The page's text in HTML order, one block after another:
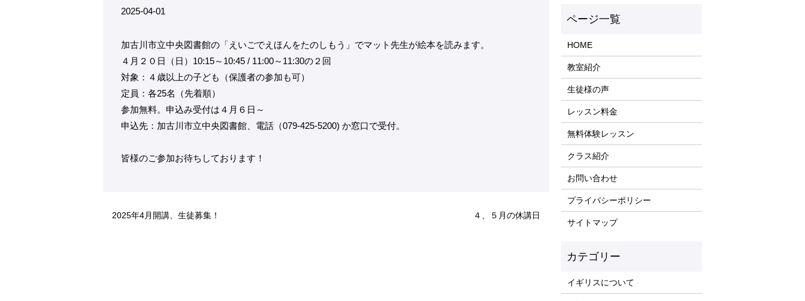
2025-04-01
加古川市立中央図書館の「えいごでえほんをたのしもう」でマット先生が絵本を読みます。
４月２０日（日）10:15～10:45 / 11:00～11:30の２回
対象：４歳以上の子ども（保護者の参加も可）
定員：各25名（先着順）
参加無料。申込み受付は４月６日～
申込先：加古川市立中央図書館、電話（079-425-5200) か窓口で受付。
皆様のご参加お待ちしております！
2025年4月開講、生徒募集！ ４、５月の休講日
HOME
教室紹介
生徒様の声
レッスン料金
無料体験レッスン
クラス紹介
お問い合わせ
プライバシーポリシー
サイトマップ
イギリスについて